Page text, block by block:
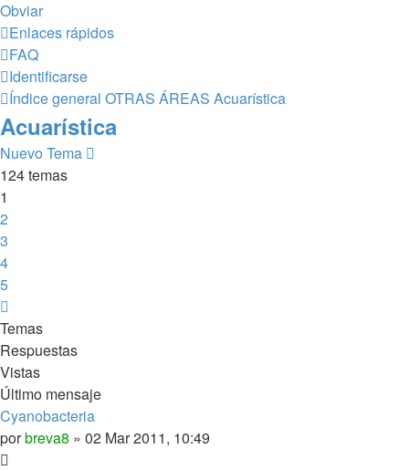
Obviar
Enlaces rápidos
FAQ
Identificarse
Índice general OTRAS ÁREAS Acuarística
Acuarística
Nuevo Tema
124 temas
1
2
3
4
5
Temas
Respuestas
Vistas
Último mensaje
Cyanobacteria
porbreva8 » 02 Mar 2011, 10:49